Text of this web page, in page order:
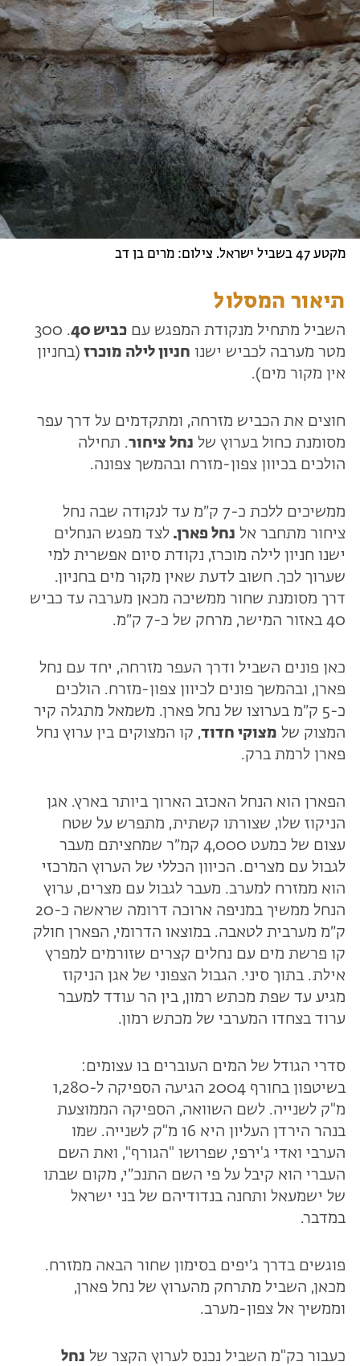
מקטע 47 בשביל ישראל. צילום: מרים בן דב
תיאור המסלול
השביל מתחיל מנקודת המפגש עםכביש 40
. 300
מטר מערבה לכביש ישנו חניון לילה מוכרז (בחניון
אין מקור מים).
חוצים את הכביש מזרחה, ומתקדמים על דרך עפר
מסומנת כחול בערוץ של נחל ציחור. תחילה
הולכים בכיוון צפון-מזרח ובהמשך צפונה.
ממשיכים ללכת כ-7 ק״מ עד לנקודה שבה נחל
ציחור מתחבר אל נחל פארן.לצד מפגש הנחלים
ישנו חניון לילה מוכרז, נקודת סיום אפשרית למי
שערוך לכך. חשוב לדעת שאין מקור מים בחניון.
דרך מסומנת שחור ממשיכה מכאן מערבה עד כביש
40 באזור המישר, מרחק של כ-7 ק״מ.
כאן פונים השביל ודרך העפר מזרחה, יחד עם נחל
פארן, ובהמשך פונים לכיוון צפון-מזרח. הולכים
כ-5 ק״מ בערוצו של נחל פארן. משמאל מתגלה קיר
המצוק של מצוקי חדוד, קו המצוקים בין ערוץ נחל
פארן לרמת ברק.
הפארן הוא הנחל האכזב הארוך ביותר בארץ. אגן
הניקוז שלו, שצורתו קשתית, מתפרש על שטח
עצום של כמעט 4,000 קמ״ר שמחציתם מעבר
לגבול עם מצרים. הכיוון הכללי של הערוץ המרכזי
הוא ממזרח למערב. מעבר לגבול עם מצרים, ערוץ
הנחל ממשיך במניפה ארוכה דרומה שראשה כ-20
ק״מ מערבית לטאבה. במוצאו הדרומי, הפארן חולק
קו פרשת מים עם נחלים קצרים שזורמים למפרץ
אילת. בתוך סיני. הגבול הצפוני של אגן הניקוז
מגיע עד שפת מכתש רמון, בין הר עודד למעבר
ערוד בצחדו המערבי של מכתש רמון.
סדרי הגודל של המים העוברים בו עצומים:
בשיטפון בחורף 2004 הגיעה הספיקה ל-1,280
מ"ק לשנייה. לשם השוואה, הספיקה הממוצעת
בנהר הירדן העליון היא 16 מ"ק לשנייה. שמו
הערבי ואדי ג'ירפי, שפרושו "הגורף", ואת השם
העברי הוא קיבל על פי השם התנכ״י, מקום שבתו
של ישמעאל ותחנה בנדודיהם של בני ישראל
במדבר.
פוגשים בדרך ג׳יפים בסימון שחור הבאה ממזרח.
מכאן, השביל מתרחק מהערוץ של נחל פארן,
וממשיך אל צפון-מערב.
כעבור כק"מ השביל נכנס לערוץ הקצר של נחל